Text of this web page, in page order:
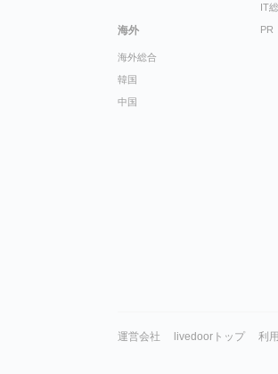
海外
海外総合
韓国
中国
IT
PR
運営会社 livedoorトップ 利